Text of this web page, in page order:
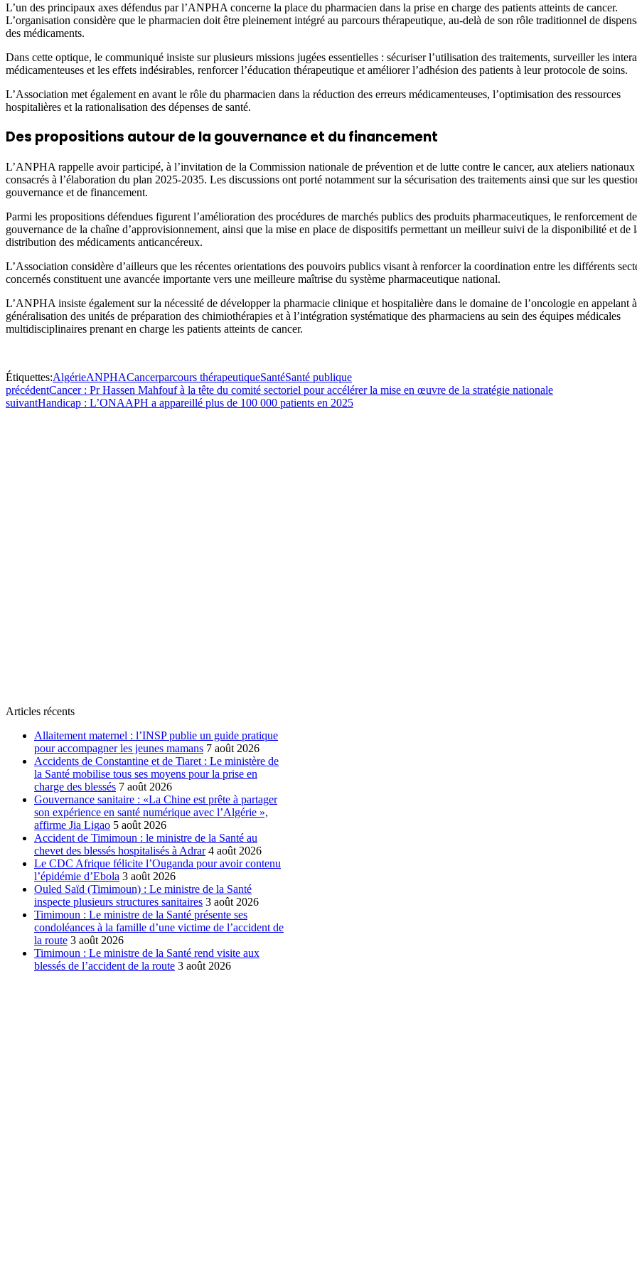
L’un des principaux axes défendus par l’ANPHA concerne la place du pharmacien dans la prise en charge des patients atteints de cancer.
L’organisation considère que le pharmacien doit être pleinement intégré au parcours thérapeutique, au-delà de son rôle traditionnel de
des médicaments.
Dans cette optique, le communiqué insiste sur plusieurs missions jugées essentielles : sécuriser l’utilisation des traitements, surveiller les
médicamenteuses et les effets indésirables, renforcer l’éducation thérapeutique et améliorer l’adhésion des patients à leur protocole de soins.
L’Association met également en avant le rôle du pharmacien dans la réduction des erreurs médicamenteuses, l’optimisation des ressources
hospitalières et la rationalisation des dépenses de santé.
Des propositions autour de la gouvernance et du financement
L’ANPHA rappelle avoir participé, à l’invitation de la Commission nationale de prévention et de lutte contre le cancer, aux ateliers nationaux
consacrés à l’élaboration du plan 2025-2035. Les discussions ont porté notamment sur la sécurisation des traitements ainsi que sur les
gouvernance et de financement.
Parmi les propositions défendues figurent l’amélioration des procédures de marchés publics des produits pharmaceutiques, le renforcement
gouvernance de la chaîne d’approvisionnement, ainsi que la mise en place de dispositifs permettant un meilleur suivi de la disponibilité et de
distribution des médicaments anticancéreux.
L’Association considère d’ailleurs que les récentes orientations des pouvoirs publics visant à renforcer la coordination entre les différents
concernés constituent une avancée importante vers une meilleure maîtrise du système pharmaceutique national.
L’ANPHA insiste également sur la nécessité de développer la pharmacie clinique et hospitalière dans le domaine de l’oncologie en appelant
généralisation des unités de préparation des chimiothérapies et à l’intégration systématique des pharmaciens au sein des équipes médicales
multidisciplinaires prenant en charge les patients atteints de cancer.
Étiquettes:AlgérieANPHACancerparcours thérapeutiqueSantéSanté publique
précédentCancer : Pr Hassen Mahfouf à la tête du comité sectoriel pour accélérer la mise en œuvre de la stratégie nationale
suivantHandicap : L’ONAAPH a appareillé plus de 100 000 patients en 2025
Articles récents
Allaitement maternel : l’INSP publie un guide pratique
pour accompagner les jeunes mamans 7 août 2026
Accidents de Constantine et de Tiaret : Le ministère de
la Santé mobilise tous ses moyens pour la prise en
charge des blessés 7 août 2026
Gouvernance sanitaire : «La Chine est prête à partager
son expérience en santé numérique avec l’Algérie »,
affirme Jia Ligao 5 août 2026
Accident de Timimoun : le ministre de la Santé au
chevet des blessés hospitalisés à Adrar 4 août 2026
Le CDC Afrique félicite l’Ouganda pour avoir contenu
l’épidémie d’Ebola 3 août 2026
Ouled Saïd (Timimoun) : Le ministre de la Santé
inspecte plusieurs structures sanitaires 3 août 2026
Timimoun : Le ministre de la Santé présente ses
condoléances à la famille d’une victime de l’accident de
la route 3 août 2026
Timimoun : Le ministre de la Santé rend visite aux
blessés de l’accident de la route 3 août 2026